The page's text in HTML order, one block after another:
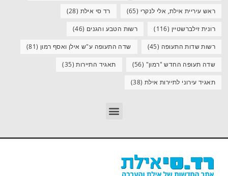
ראש עיריית אילת, אלי לנקרי (65) רד סי אילת (28)
רונית זילברשטיין (116) רשות הטבע והגנים (46)
רשות שדות התעופה (45) שדה התעופה ע"ש אילן ואסף רמון (81)
שדה תעופה החדש "רמון" (56) תאגיד התיירות(35)
תאגיד עירוני לתיירות אילת (38)